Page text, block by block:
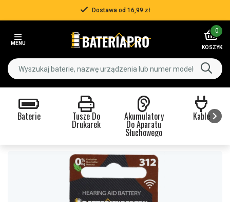
Dostawa od 16,99 zł
MENU
0
KOSZYK
Baterie Tusze Do
Drukarek
Akumulatory
Do Aparatu
Słuchowego
Kable